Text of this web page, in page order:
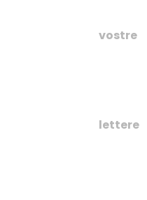
vostre
lettere